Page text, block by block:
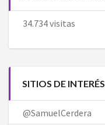
34.734 visitas
SITIOS DE INTERÉS
@SamuelCerdera